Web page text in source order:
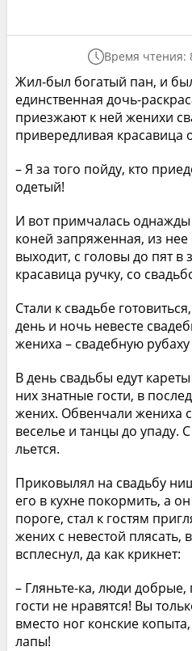
Время чтения:
Жил-был богатый пан, и
единственная дочь-
приезжают к ней женихи
привередливая красавица
– Я за того пойду, кто
одетый!
И вот примчалась однажды
коней запряженная, из
выходит, с головы до пят в
красавица ручку, со
Стали к свадьбе
день и ночь невесте
жениха – свадебную
В день свадьбы едут
них знатные гости, в
жених. Обвенчали жениха
веселье и танцы до упаду.
льется.
Приковылял на свадьбу
его в кухне покормить, а
пороге, стал к гостям
жених с невестой плясать,
всплеснул, да как крикнет:
– Гляньте-ка, люди добрые,
гости не нравятся! Вы
вместо ног конские
лапы!